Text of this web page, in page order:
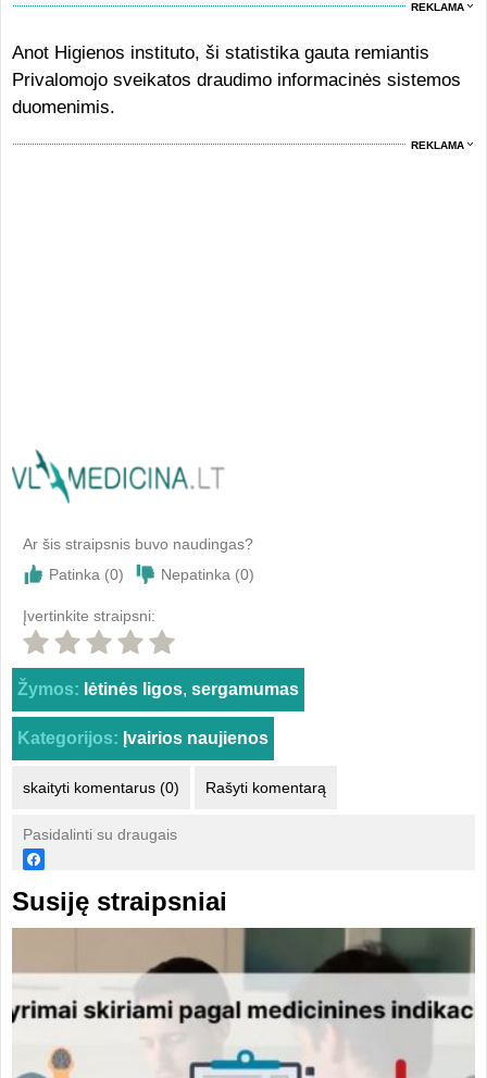
REKLAMA
Anot Higienos instituto, ši statistika gauta remiantis
Privalomojo sveikatos draudimo informacinės sistemos
duomenimis.
REKLAMA
Ar šis straipsnis buvo naudingas?
Patinka (0) Nepatinka (0)
Įvertinkite straipsni:
Žymos: lėtinės ligos, sergamumas
Kategorijos: Įvairios naujienos
skaityti komentarus (0) Rašyti komentarą
Pasidalinti su draugais
Susiję straipsniai